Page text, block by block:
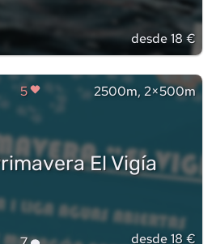
desde 18 €
5 2500m, 2×500m
El Vigía
desde 18 €